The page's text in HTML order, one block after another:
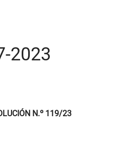
2023
N.º 119/23